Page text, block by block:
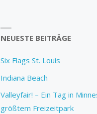
NEUESTE BEITRÄGE
Six Flags St. Louis
Indiana Beach
Valleyfair! – Ein Tag in
größtem Freizeitpark